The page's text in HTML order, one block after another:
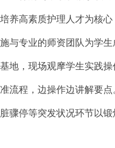
高素质护理人才为核
专业的师资团队为学生
地，现场观摩学生实践
流程，边操作边讲解要
骤停等突发状况环节以